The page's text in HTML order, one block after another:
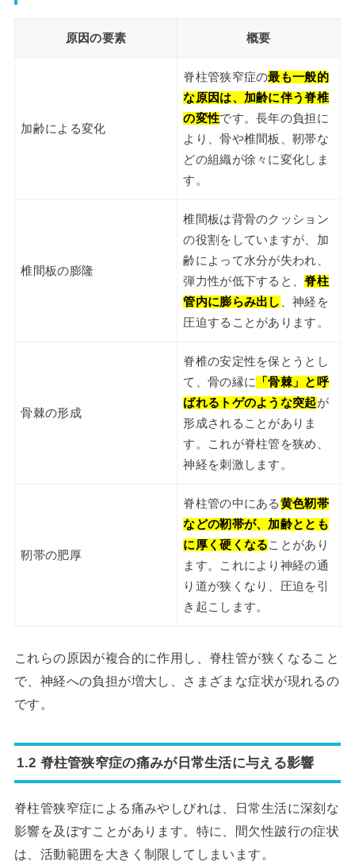
原因の要素 概要
加齢による変化
脊柱管狭窄症の最も一般的
な原因は、加齢に伴う脊椎
の変性です。長年の負担に
より、骨や椎間板、靭帯な
どの組織が徐々に変化しま
す。
椎間板の膨隆
椎間板は背骨のクッション
の役割をしていますが、加
齢によって水分が失われ、
弾力性が低下すると、脊柱
管内に膨らみ出し
、神経を
圧迫することがあります。
骨棘の形成
脊椎の安定性を保とうとし
て、骨の縁に
「骨棘」と呼
ばれるトゲのような突起が
形成されることがありま
す。これが脊柱管を狭め、
神経を刺激します。
靭帯の肥厚
脊柱管の中にある黄色靭帯
などの靭帯が、加齢ととも
に厚く硬くなることがあり
ます。これにより神経の通
り道が狭くなり、圧迫を引
き起こします。
これらの原因が複合的に作用し、脊柱管が狭くなること
で、神経への負担が増大し、さまざまな症状が現れるの
です。
1.2 脊柱管狭窄症の痛みが日常生活に与える影響
脊柱管狭窄症による痛みやしびれは、日常生活に深刻な
影響を及ぼすことがあります。特に、間欠性跛行の症状
は、活動範囲を大きく制限してしまいます。